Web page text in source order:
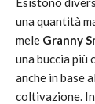
una quantità
mele Granny
una buccia più
anche in base
coltivazione.